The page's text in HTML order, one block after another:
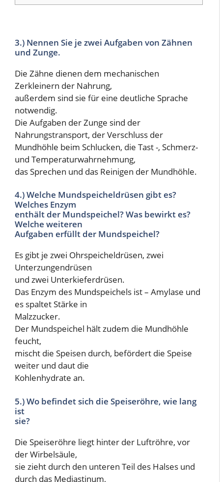
3.) Nennen Sie je zwei Aufgaben von Zähnen
und Zunge.
Die Zähne dienen dem mechanischen
Zerkleinern der Nahrung,
außerdem sind sie für eine deutliche Sprache
notwendig.
Die Aufgaben der Zunge sind der
Nahrungstransport, der Verschluss der
Mundhöhle beim Schlucken, die Tast -, Schmerz-
und Temperaturwahrnehmung,
das Sprechen und das Reinigen der Mundhöhle.
4.) Welche Mundspeicheldrüsen gibt es?
Welches Enzym
enthält der Mundspeichel? Was bewirkt es?
Welche weiteren
Aufgaben erfüllt der Mundspeichel?
Es gibt je zwei Ohrspeicheldrüsen, zwei
Unterzungendrüsen
und zwei Unterkieferdrüsen.
Das Enzym des Mundspeichels ist – Amylase und
es spaltet Stärke in
Malzzucker.
Der Mundspeichel hält zudem die Mundhöhle
feucht,
mischt die Speisen durch, befördert die Speise
weiter und daut die
Kohlenhydrate an.
5.) Wo befindet sich die Speiseröhre, wie lang
ist
sie?
Die Speiseröhre liegt hinter der Luftröhre, vor
der Wirbelsäule,
sie zieht durch den unteren Teil des Halses und
durch das Mediastinum,